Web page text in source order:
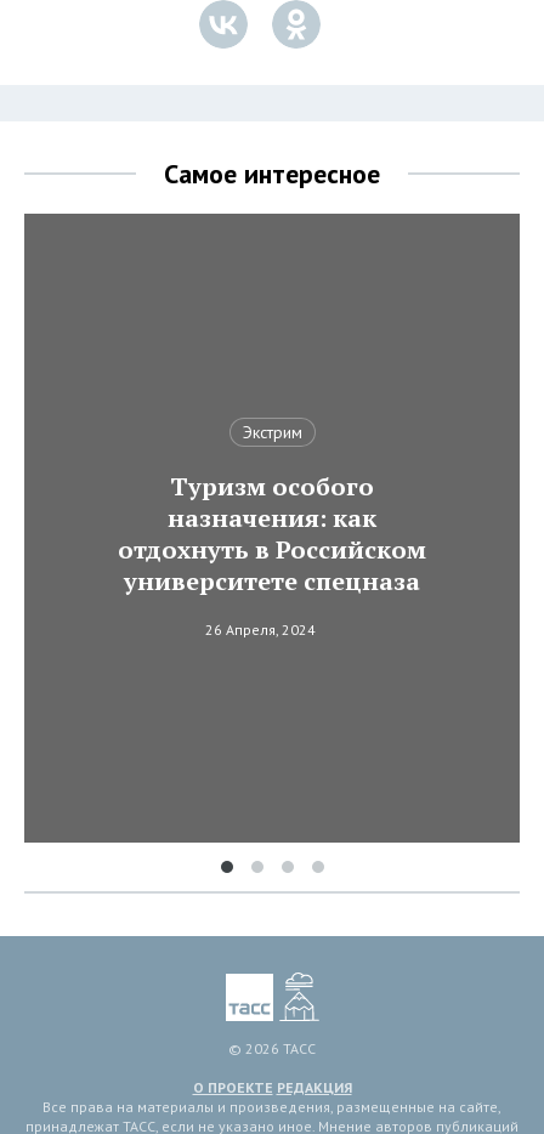
Самое интересное
Экстрим
Туризм особого
назначения: как
отдохнуть в Российском
университете спецназа
26 Апреля, 2024
© 2026 ТАСС
О ПРОЕКТЕ РЕДАКЦИЯ
Все права на материалы и произведения, размещенные на сайте,
принадлежат ТАСС, если не указано иное. Мнение авторов публикаций